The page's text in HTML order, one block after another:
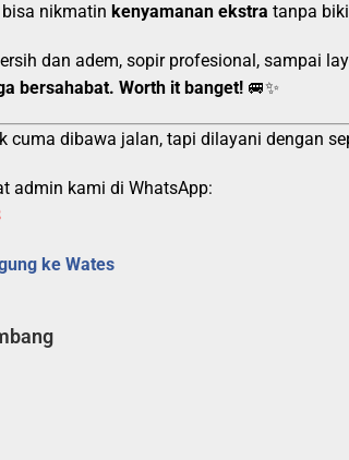
bisa nikmatin kenyamanan ekstra tanpa
dan adem, sopir profesional, sampai
bersahabat. Worth it banget! 🚐✨
cuma dibawa jalan, tapi dilayani dengan
admin kami di WhatsApp:
ke Wates